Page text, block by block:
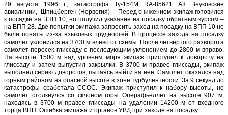
29 августа 1996 г., катастрофа Ту-154М RA-85621 АК Внуковские
авиалинии, Шпицберген (Норвегия) Перед снижением экипаж готовился
к посадке на ВПП 10, но получил указание на посадку обратным курсом –
на ВПП 28. Две попытки экипажа запросить заход на посадку на ВПП 10 не
были поняты из-за языковых трудностей. В процессе захода на посадку
самолет уклонился на 3700 м влево от схемы. После четвертого разворота
самолет пересек глиссаду с последующим уклонением до 2800 м вправо.
На высоте 1500 м над уровнем моря экипаж приступил к довороту на
глиссаду и затем выпустил закрылки. В 3700 м правее глиссады, экипаж
выполнил серию доворотов, пытаясь выйти на нее. Самолет оказался над
горным районом на опасной высоте в зоне турбулентности. За 9 секунд до
катастрофы сработала ССОС. Экипаж приступил к набору высоты, но
самолет столкнулся со склоном горы Операфьеллет на высоте 907 м,
находясь в 3700 м правее глиссады на удалении 14200 м от входного
торца ВПП. Ошибка экипажа и органов УВД при заходе на посадку.